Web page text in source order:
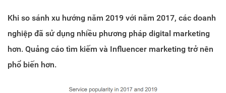
Khi so sánh xu hướng năm 2019 với năm 2017, các doanh
nghiệp đã sử dụng nhiều phương pháp digital marketing
hơn. Quảng cáo tìm kiếm và Influencer marketing trở nên
phổ biến hơn.